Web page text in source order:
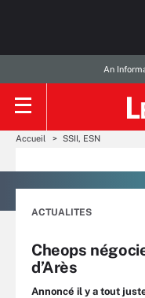
An
Accueil SSII, ESN
ACTUALITES
Cheops
d’Arès
Annoncé il y a tout